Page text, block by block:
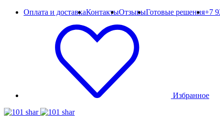
Оплата и доставкаКонтактыОтзывыГотовые решения+7
Избранное